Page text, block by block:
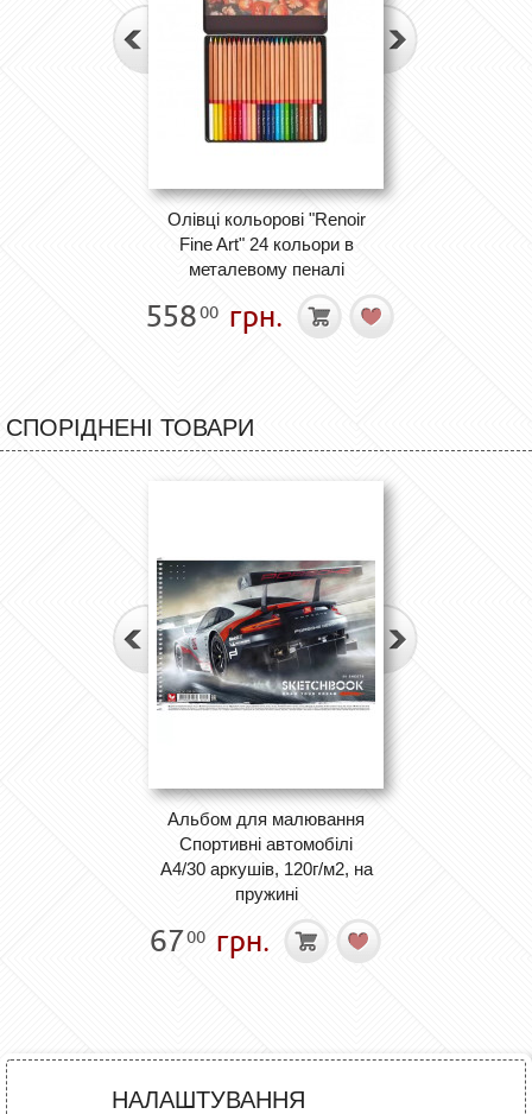
Олівці кольорові "Renoir
Fine Art" 24 кольори в
металевому пеналі
55800 грн.
СПОРІДНЕНІ ТОВАРИ
Альбом для малювання
Спортивні автомобілі
А4/30 аркушів, 120г/м2, на
пружині
6700 грн.
НАЛАШТУВАННЯ